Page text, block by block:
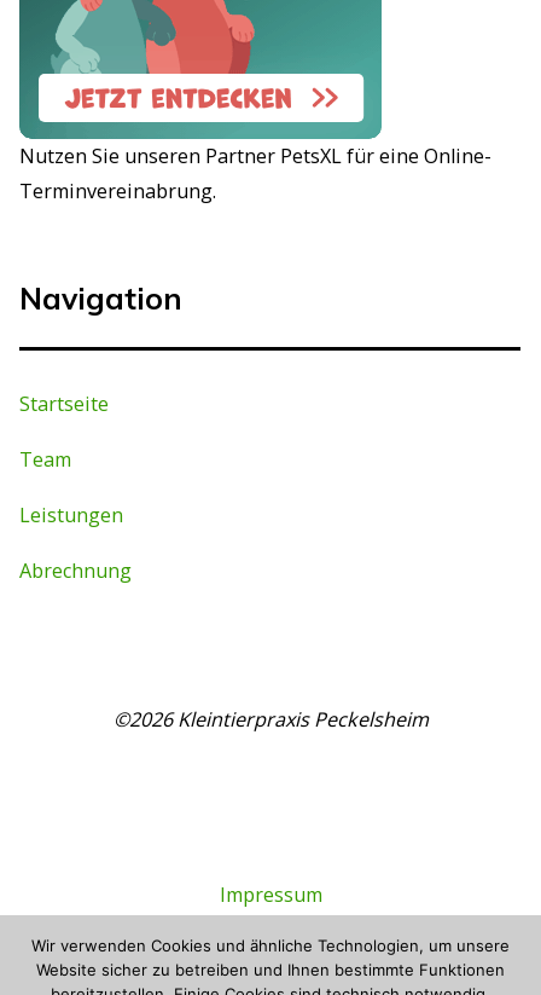
Nutzen Sie unseren Partner PetsXL für eine Online-
Terminvereinabrung.
Navigation
Startseite
Team
Leistungen
Abrechnung
©2026 Kleintierpraxis Peckelsheim
Impressum
Datenschutzerklärung
Wir verwenden Cookies und ähnliche Technologien, um unsere
Website sicher zu betreiben und Ihnen bestimmte Funktionen